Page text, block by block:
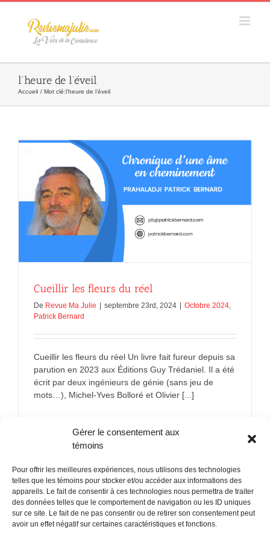
Gérer le consentement aux
témoins
Pour offrir les meilleures expériences, nous utilisons des technologies
telles que les témoins pour stocker et/ou accéder aux informations des
appareils. Le fait de consentir à ces technologies nous permettra de traiter
des données telles que le comportement de navigation ou les ID uniques
sur ce site. Le fait de ne pas consentir ou de retirer son consentement peut
avoir un effet négatif sur certaines caractéristiques et fonctions.
Skip
l’heure de l’éveil
Accueil Mot clé:l’heure de l’éveil
Cueillir les fleurs du réel
De Revue Ma Julie | septembre 23rd, 2024 | Octobre 2024
Patrick Bernard
Cueillir les fleurs du réel Un livre fait fureur depuis sa
parution en 2023 aux Éditions Guy Trédaniel. Il a été
écrit par deux ingénieurs de génie (sans jeu de
mots…), Michel-Yves Bolloré et Olivier [...]
POLITIQUE CONFIDENTIALITÉES